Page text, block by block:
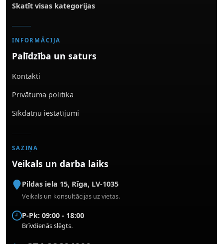
Skatīt visas kategorijas
INFORMĀCIJA
Palīdzība un saturs
Kontakti
Privātuma politika
Sīkdatņu iestatījumi
SAZIŅA
Veikals un darba laiks
Pildas iela 15, Rīga, LV-1035
Veikals un konsultācijas uz vietas.
P-Pk: 09:00 - 18:00
Brīvdienās slēgts.